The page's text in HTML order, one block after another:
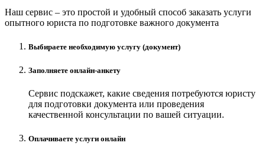
Наш сервис – это простой и удобный способ заказать услуги
опытного юриста по подготовке важного документа
Выбираете необходимую услугу (документ)
Заполняете онлайн-анкету
Сервис подскажет, какие сведения потребуются юристу
для подготовки документа или проведения
качественной консультации по вашей ситуации.
Оплачиваете услуги онлайн